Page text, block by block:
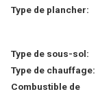
Type de plancher:
Type de sous-sol:
Type de chauffage:
Combustible de